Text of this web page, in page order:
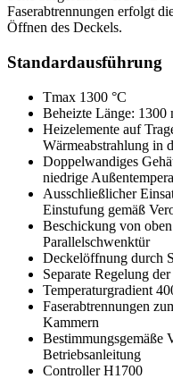
Faserabtrennungen erfolgt
Öffnen des Deckels.
Standardausführung
Tmax 1300 °C
Beheizte Länge: 1300
Heizelemente auf
Wärmeabstrahlung in
Doppelwandiges
niedrige
Ausschließlicher
Einstufung gemäß
Beschickung von
Parallelschwenktür
Deckelöffnung durch
Separate Regelung
Temperaturgradient
Faserabtrennungen
Kammern
Bestimmungsgemäße
Betriebsanleitung
Controller H1700